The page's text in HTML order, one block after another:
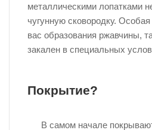
металлическими лопатками
чугунную сковородку.
вас образования ржавчины,
закален в специальных
Покрытие?
В самом начале